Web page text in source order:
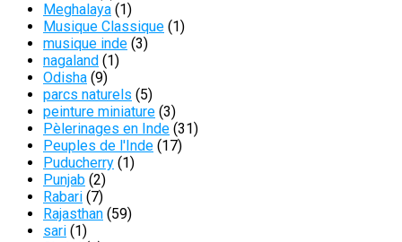
Meghalaya (1)
Musique Classique (1)
musique inde (3)
nagaland (1)
Odisha (9)
parcs naturels (5)
peinture miniature (3)
Pèlerinages en Inde (31)
Peuples de l'Inde (17)
Puducherry (1)
Punjab (2)
Rabari (7)
Rajasthan (59)
sari (1)